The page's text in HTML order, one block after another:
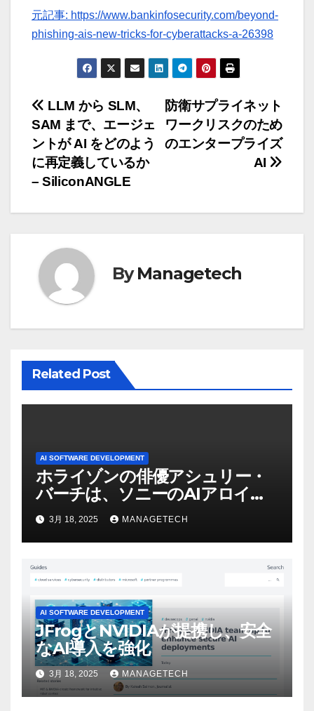
元記事: https://www.bankinfosecurity.com/beyond-
phishing-ais-new-tricks-for-cyberattacks-a-26398
投
稿
ナ
ー
シ
防衛サプライネット
ワークリスクのため
のエンタープライズ
AI
LLM から SLM、
SAM まで、エージェ
ントが AI をどのよう
に再定義しているか
– SiliconANGLE
ByManagetech
Related Post
AI SOFTWARE DEVELOPMENT
ホライゾンの俳優アシュリー・
バーチは、ソニーのAIアロイの
ビデオを見て「ゲームパフォー
マンスという芸術形式に不安を
感じた」と語る – IGN
3月 18, 2025 MANAGETECH
AI SOFTWARE DEVELOPMENT
JFrogとNVIDIAが提携し、安全
なAI導入を強化
3月 18, 2025 MANAGETECH